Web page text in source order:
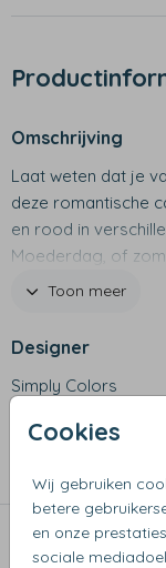
Cookies
Wij gebruiken
betere
en onze
sociale
Omschrijving
Laat weten dat je
deze romantische
en rood in
Moederdag, of
in the air!
Productspecificaties
• Luxe cadeaudoos
naar keuze
formaat wordt
van het cadeau
Toon meer
Designer
Simply Colors
Collectie
Dit vind je